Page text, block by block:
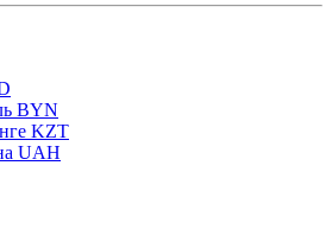
BYN
KZT
UAH